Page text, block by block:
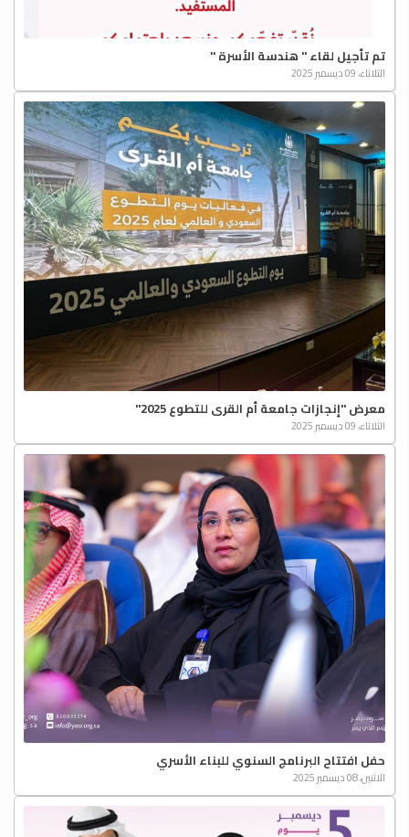
تم تأجيل لقاء " هندسة الأسرة "
الثلاثاء، 09 ديسمبر 2025
معرض "إنجازات جامعة أم القرى للتطوع 2025"
الثلاثاء، 09 ديسمبر 2025
حفل افتتاح البرنامج السنوي للبناء الأسري
الاثنين، 08 ديسمبر 2025